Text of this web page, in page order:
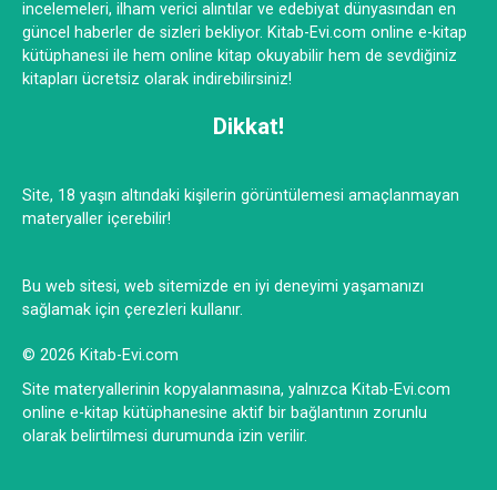
incelemeleri, ilham verici alıntılar ve edebiyat dünyasından en
güncel haberler de sizleri bekliyor. Kitab-Evi.com online e-kitap
kütüphanesi ile hem online kitap okuyabilir hem de sevdiğiniz
kitapları ücretsiz olarak indirebilirsiniz!
Dikkat!
Site, 18 yaşın altındaki kişilerin görüntülemesi amaçlanmayan
materyaller içerebilir!
Bu web sitesi, web sitemizde en iyi deneyimi yaşamanızı
sağlamak için çerezleri kullanır.
© 2026 Kitab-Evi.com
Site materyallerinin kopyalanmasına, yalnızca Kitab-Evi.com
online e-kitap kütüphanesine aktif bir bağlantının zorunlu
olarak belirtilmesi durumunda izin verilir.